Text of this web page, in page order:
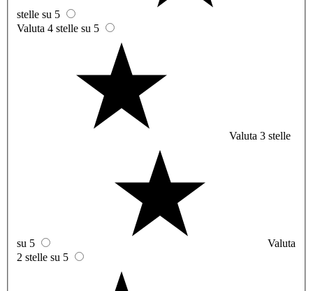
stelle su 5
Valuta 4 stelle su 5
Valuta 3 stelle
su 5
Valuta
2 stelle su 5